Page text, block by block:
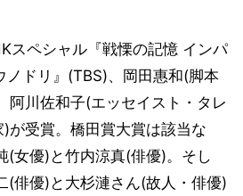
スペシャル『戦慄の記憶 インパ
ノドリ』(TBS)、岡田惠和(脚本
阿川佐和子(エッセイスト・タレ
が受賞。橋田賞大賞は該当な
(女優)と竹内涼真(俳優)。そし
(俳優)と大杉漣さん(故人・俳優)